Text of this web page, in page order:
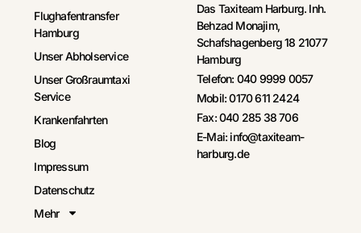
Flughafentransfer
Hamburg
Unser Abholservice
Unser Großraumtaxi
Service
Krankenfahrten
Blog
Impressum
Datenschutz
Mehr
Das Taxiteam Harburg. Inh.
Behzad Monajim,
Schafshagenberg 18 21077
Hamburg
Telefon: 040 9999 0057
Mobil: 0170 611 2424
Fax: 040 285 38 706
E-Mai: info@taxiteam-
harburg.de